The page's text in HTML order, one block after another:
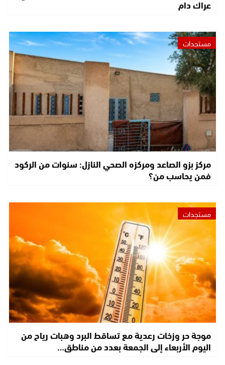
عراك دام
مستجدات
مركز بزو الصاعد ومركزه الصحي النازل: سنوات من الركود
فمن يحاسب من؟
مستجدات
موجة حر وزخات رعدية مع تساقط البرد وهبات رياح من
اليوم الأربعاء إلى الجمعة بعدد من مناطق…